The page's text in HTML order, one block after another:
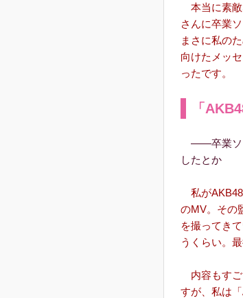
本当に素敵
さんに卒業
まさに私の
向けたメッ
ったです。
「
――卒業ソ
したとか
私がAKB48
のMV。その
を撮ってき
うくらい。
内容もすご
すが、私は